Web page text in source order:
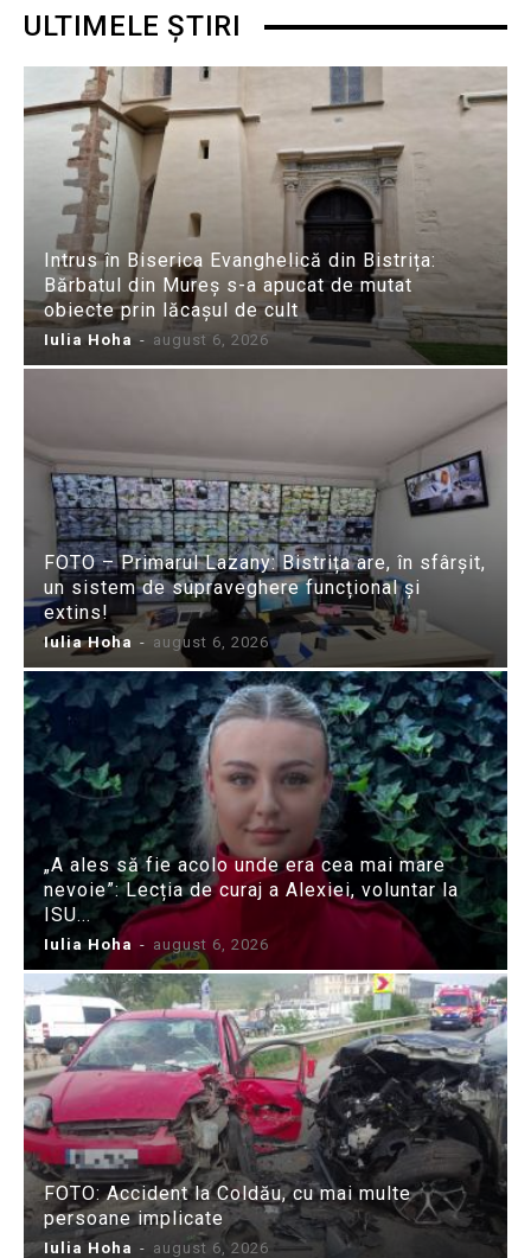
ULTIMELE ȘTIRI
Intrus în Biserica Evanghelică din Bistrița:
Bărbatul din Mureș s-a apucat de mutat
obiecte prin lăcașul de cult
Iulia Hoha - august 6, 2026
FOTO – Primarul Lazany: Bistrița are, în sfârșit,
un sistem de supraveghere funcțional și
extins!
Iulia Hoha - august 6, 2026
„A ales să fie acolo unde era cea mai mare
nevoie”: Lecția de curaj a Alexiei, voluntar la
ISU...
Iulia Hoha - august 6, 2026
FOTO: Accident la Coldău, cu mai multe
persoane implicate
Iulia Hoha - august 6, 2026